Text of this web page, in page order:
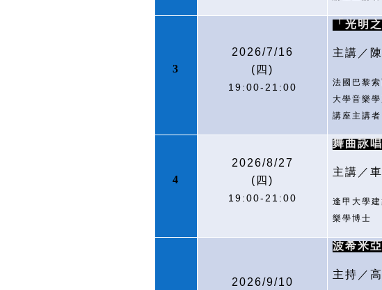
3
2026/7/16
( 四)
19:00-21:00
「光明
主講／
法國巴黎
大學音樂
講座主講者
4
2026/8/27
( 四)
19:00-21:00
舞曲詠
主講／
逢甲大學
樂學博士
2026/9/10
波希米
主持／